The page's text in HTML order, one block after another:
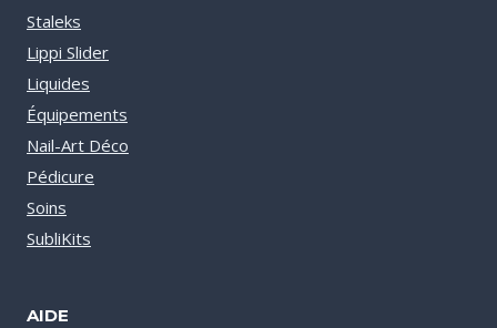
Staleks
Lippi Slider
Liquides
Équipements
Nail-Art Déco
Pédicure
Soins
SubliKits
AIDE